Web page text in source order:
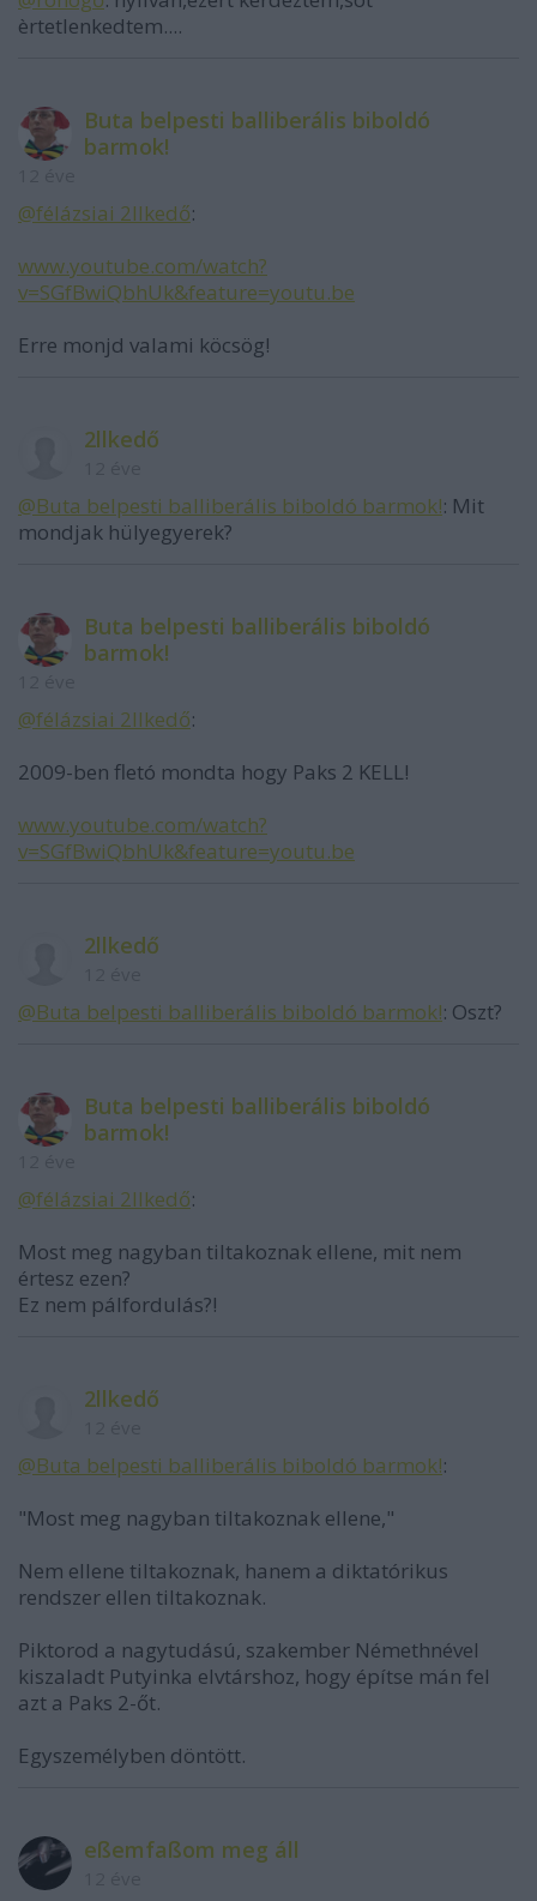
èrtetlenkedtem....
Buta belpesti balliberális biboldó
barmok!
@félázsiai 2llkedő:
www.youtube.com/watch?
v=SGfBwiQbhUk&feature=youtu.be
Erre monjd valami köcsög!
2llkedő
@Buta belpesti balliberális biboldó barmok!: Mit
mondjak hülyegyerek?
Buta belpesti balliberális biboldó
barmok!
@félázsiai 2llkedő:
2009-ben fletó mondta hogy Paks 2 KELL!
www.youtube.com/watch?
v=SGfBwiQbhUk&feature=youtu.be
2llkedő
@Buta belpesti balliberális biboldó barmok!: Oszt?
Buta belpesti balliberális biboldó
barmok!
@félázsiai 2llkedő:
Most meg nagyban tiltakoznak ellene, mit nem
értesz ezen?
Ez nem pálfordulás?!
2llkedő
@Buta belpesti balliberális biboldó barmok!:
"Most meg nagyban tiltakoznak ellene,"
Nem ellene tiltakoznak, hanem a diktatórikus
rendszer ellen tiltakoznak.
Piktorod a nagytudású, szakember Némethnével
kiszaladt Putyinka elvtárshoz, hogy építse mán fel
azt a Paks 2-őt.
Egyszemélyben döntött.
eßemfaßom meg áll